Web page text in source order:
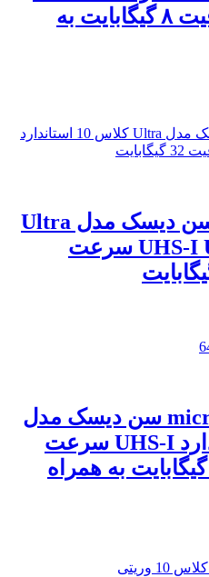
سرعت ۶۵MBps ظرفیت ۸ گیگابایت به
کارت حافظه SDHC سن دیسک مدل Ultra
کلاس 10 استاندارد UHS-I U1 سرعت
کارت حافظه microSDXC سن دیسک مدل
Ultra کلاس 10 استاندارد UHS-I سرعت
100MBps ظرفیت 64 گیگابایت به همراه